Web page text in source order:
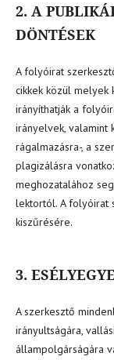
2. A
DÖNTÉSEK
A folyóirat
cikkek közül melyek
irányíthatják a
irányelvek, valamint
rágalmazásra-, a
plagizálásra
meghozatalához
lektortól. A folyóirat
kiszűrésére.
3.
A szerkesztő
irányultságára,
állampolgárságára